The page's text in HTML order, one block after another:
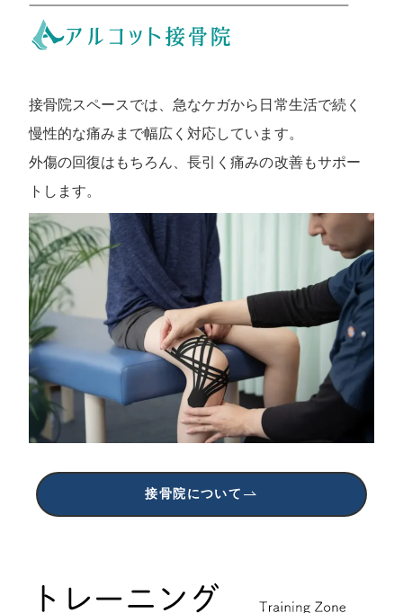
接骨院スペースでは、急なケガから日常生活で続く
慢性的な痛みまで幅広く対応しています。
外傷の回復はもちろん、長引く痛みの改善もサポー
トします。
接骨院について